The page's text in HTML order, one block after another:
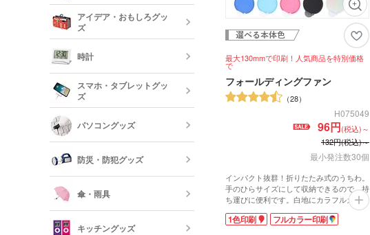
最大130mmで印刷！人気商品を特別価格
で
フォールディングファン
28
H075049
96円(税込)～
132円(税込)～
最小発注数30個
インパクト抜群！折りたたみ式のうちわ。
手のひらサイズにして収納できるので、持
ち運びに便利です。白地にカラフルカラー
を縁取ったデザインが、さり気なくおしゃ
れです。 印刷が映える盤面が白のタイ
1色印刷 フルカラー印刷
短納期文房具・ステーショナ
クレヨン・色鉛筆・鉛筆
短納期ボールペン
記念品 タンブラー
記念品 ステーショナリ
ー・文房具
記念品 写真立て・フォト
記念品 印鑑ケース・ネー
ムペン・朱肉
記念品 傘・日傘
オリジナルフェイスタオル
オリジナルハンドタオル
オリジナルバスタオル
アイデア・おもしろグッ
ズ
時計
スマホ・タブレットグッ
ズ
モバイルバッテリー・充電
スマホモバイルスタンド
パソコングッズ
USBグッズ
防災・防犯グッズ
防災セット・非常持出袋
傘・雨具
キッチングッズ